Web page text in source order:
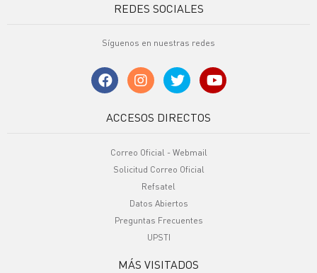
REDES SOCIALES
Síguenos en nuestras redes
ACCESOS DIRECTOS
Correo Oficial - Webmail
Solicitud Correo Oficial
Refsatel
Datos Abiertos
Preguntas Frecuentes
UPSTI
MÁS VISITADOS